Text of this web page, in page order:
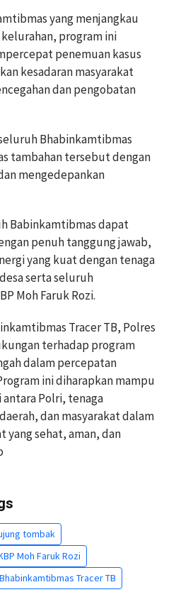
yang menjangkau
program ini
penemuan kasus
kesadaran masyarakat
dan pengobatan
Bhabinkamtibmas
tambahan tersebut dengan
mengedepankan
Babinkamtibmas dapat
penuh tanggung jawab,
yang kuat dengan tenaga
serta seluruh
Moh Faruk Rozi.
Tracer TB, Polres
terhadap program
dalam percepatan
ini diharapkan mampu
Polri, tenaga
dan masyarakat dalam
yang sehat, aman, dan
tombak
Moh Faruk Rozi
Tracer TB